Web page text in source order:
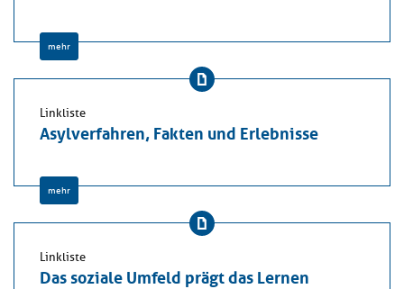
mehr
Linkliste
Asylverfahren, Fakten und Erlebnisse
mehr
Linkliste
Das soziale Umfeld prägt das Lernen